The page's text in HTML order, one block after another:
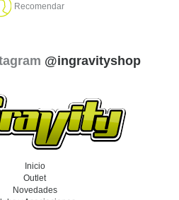
Recomendar
@ingravityshop
Inicio
Outlet
Novedades